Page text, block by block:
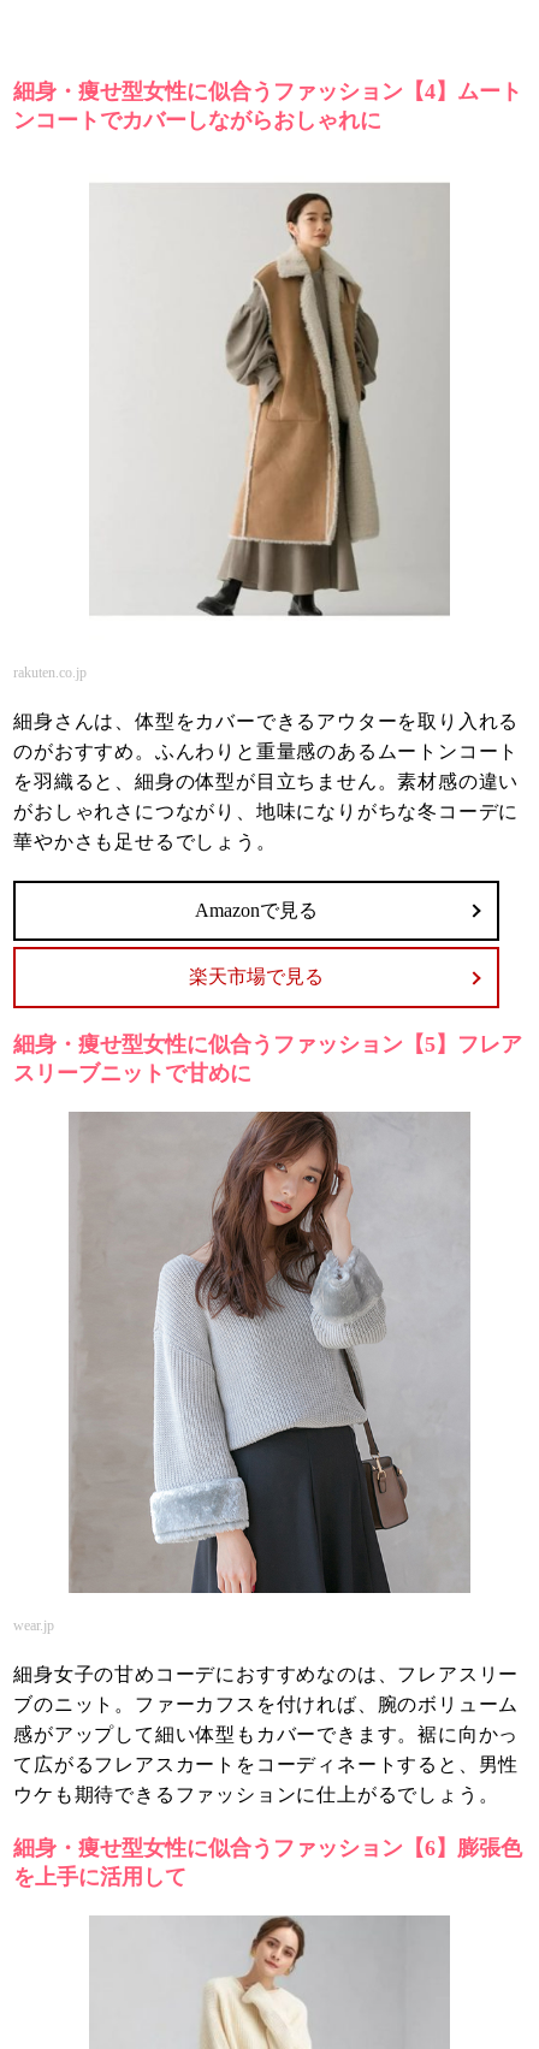
細身・痩せ型女性に似合うファッション【4】ムート
ンコートでカバーしながらおしゃれに
rakuten.co.jp
細身さんは、体型をカバーできるアウターを取り入れる
のがおすすめ。ふんわりと重量感のあるムートンコート
を羽織ると、細身の体型が目立ちません。素材感の違い
がおしゃれさにつながり、地味になりがちな冬コーデに
華やかさも足せるでしょう。
Amazonで見る
楽天市場で見る
細身・痩せ型女性に似合うファッション【5】フレア
スリーブニットで甘めに
wear.jp
細身女子の甘めコーデにおすすめなのは、フレアスリー
ブのニット。ファーカフスを付ければ、腕のボリューム
感がアップして細い体型もカバーできます。裾に向かっ
て広がるフレアスカートをコーディネートすると、男性
ウケも期待できるファッションに仕上がるでしょう。
細身・痩せ型女性に似合うファッション【6】膨張色
を上手に活用して